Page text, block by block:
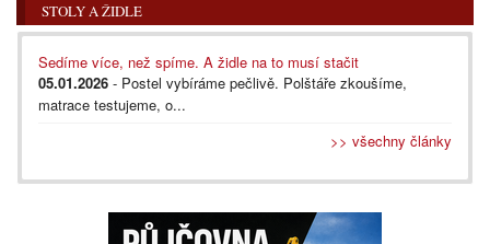
STOLY A ŽIDLE
Sedíme více, než spíme. A židle na to musí stačit
05.01.2026 - Postel vybíráme pečlivě. Polštáře zkoušíme,
matrace testujeme, o...
>> všechny články